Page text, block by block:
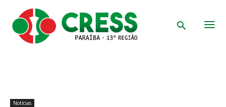
Notícias